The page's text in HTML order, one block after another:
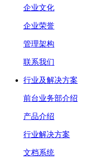
企业文化
企业荣誉
管理架构
联系我们
行业及解决方案
前台业务部介绍
产品介绍
行业解决方案
文档系统